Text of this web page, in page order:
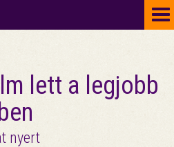
lett a legjobb
nyert